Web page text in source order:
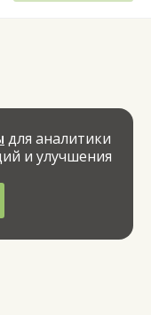
для аналитики
и улучшения